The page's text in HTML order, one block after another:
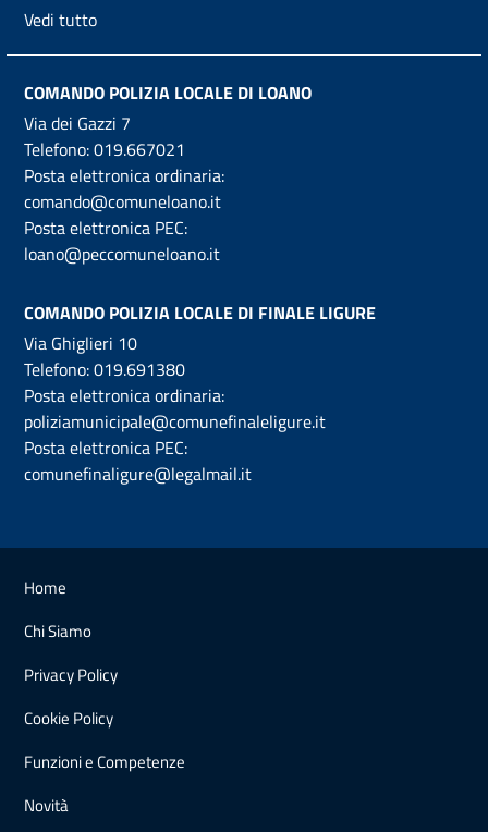
Vedi tutto
COMANDO POLIZIA LOCALE DI LOANO
Via dei Gazzi 7
Telefono:019.667021
Posta elettronica ordinaria:
comando@comuneloano.it
Posta elettronica PEC:
loano@peccomuneloano.it
COMANDO POLIZIA LOCALE DI FINALE LIGURE
Via Ghiglieri 10
Telefono:019.691380
Posta elettronica ordinaria:
poliziamunicipale@comunefinaleligure.it
Posta elettronica PEC:
comunefinaligure@legalmail.it
Home
Chi Siamo
Privacy Policy
Cookie Policy
Funzioni e Competenze
Novità